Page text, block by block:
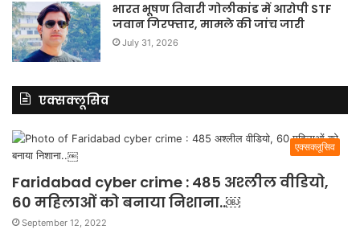
भारत भूषण तिवारी गोलीकांड में आरोपी STF
जवान गिरफ्तार, मामले की जांच जारी
July 31, 2026
एक्सक्लूसिव
एक्सक्लूसिव
Faridabad cyber crime : 485 अश्लील वीडियो,
60 महिलाओं को बनाया निशाना..￼
September 12, 2022